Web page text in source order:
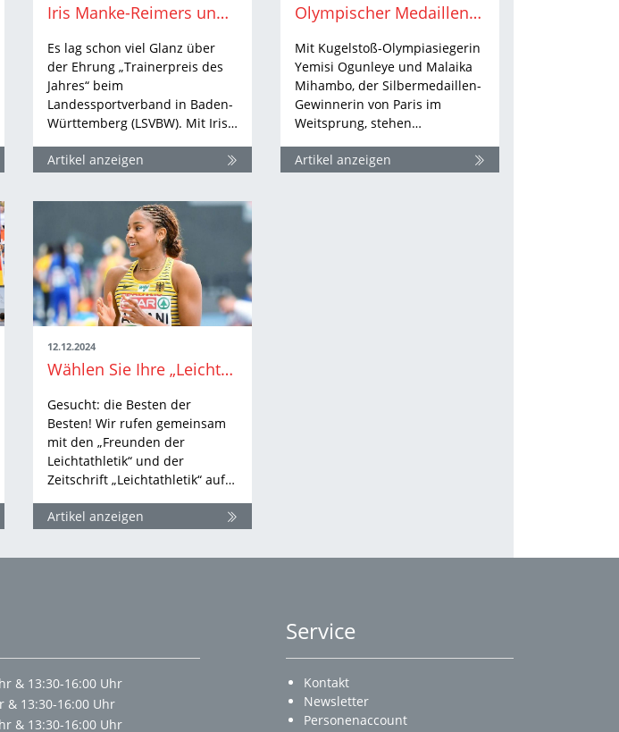
Iris Manke-Reimers und Artur Hoppe Trainer:in des Jahres
Es lag schon viel Glanz über
der Ehrung „Trainerpreis des
Jahres“ beim
Landessportverband in Baden-
Württemberg (LSVBW). Mit Iris…
Artikel anzeigen
Olympischer Medaillenglanz in Karlsruhe: Yemisi Ogunleye und Malaika Mihambo starten beim…
Mit Kugelstoß-Olympiasiegerin
Yemisi Ogunleye und Malaika
Mihambo, der Silbermedaillen-
Gewinnerin von Paris im
Weitsprung, stehen…
Artikel anzeigen
12.12.2024
Wählen Sie Ihre „Leichtathleten des Jahres“ 2024!
Gesucht: die Besten der
Besten! Wir rufen gemeinsam
mit den „Freunden der
Leichtathletik“ und der
Zeitschrift „Leichtathletik“ auf…
Artikel anzeigen
& 13:30-16:00 Uhr
& 13:30-16:00 Uhr
& 13:30-16:00 Uhr
Service
Kontakt
Newsletter
Personenaccount